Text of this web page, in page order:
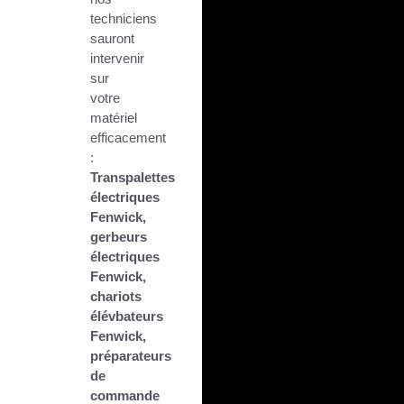
techniciens
sauront
intervenir
sur
votre
matériel
efficacement
:
Transpalettes
électriques
Fenwick,
gerbeurs
électriques
Fenwick,
chariots
élévbateurs
Fenwick,
préparateurs
de
commande